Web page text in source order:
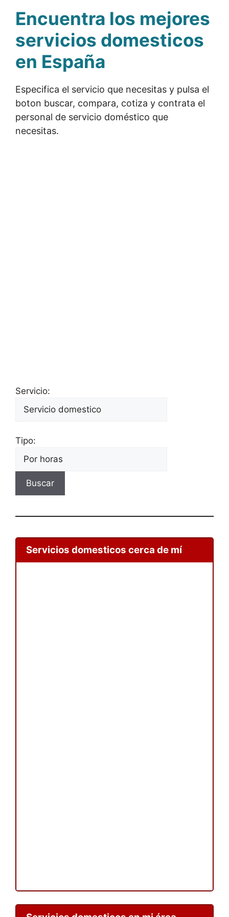
Encuentra los mejores
servicios domesticos
en España
Especifica el servicio que necesitas y pulsa el
boton buscar, compara, cotiza y contrata el
personal de servicio doméstico que
necesitas.
Servicio:
Tipo:
Buscar
Servicios domesticos cerca de mí